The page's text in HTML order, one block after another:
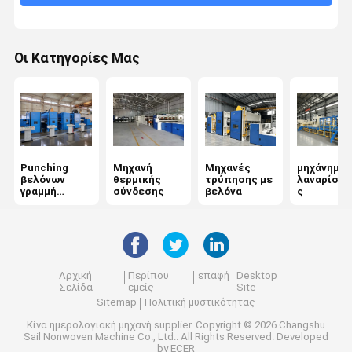
Μη υφασμένα φούρνα
Μηχανή σιδέρωσης με καλάντη
Άνεμος μηχανή
Μηχανή τελικής επεξεργασίας υφασμάτων
Μηχανή μη υφαντικής χημικής σύνδεσης
Οι Κατηγορίες Μας
Punching
βελόνων
γραμμή
Μηχανή
θερμικής
σύνδεσης
Μηχανές
τρύπησης με
βελόνα
μηχάνημα
ς
Αρχική
Σελίδα
Περίπου
εμείς
επαφή
Desktop
Site
Sitemap
Πολιτική μυστικότητας
Κίνα ημερολογιακή μηχανή supplier. Copyright © 2026 Changshu
Sail Nonwoven Machine Co., Ltd.. All Rights Reserved. Developed
by ECER